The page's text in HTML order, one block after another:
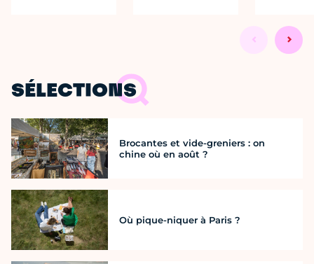
SÉLECTIONS
Brocantes et vide-greniers : on
chine où en août ?
Où pique-niquer à Paris ?